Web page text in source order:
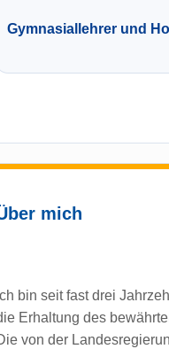
Gymnasiallehrer und
mich
Ich bin seit fast drei
Erhaltung des
von der